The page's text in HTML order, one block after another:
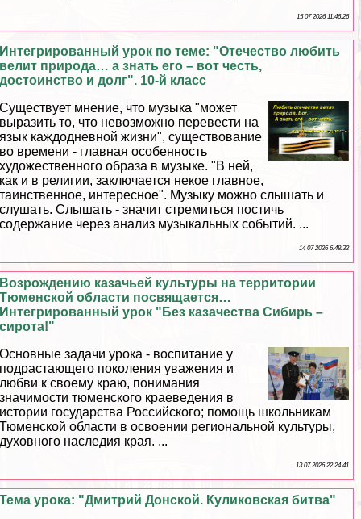
15 07 2026 11:46:26
Интегрированный урок по теме: "Отечество любить
велит природа… а знать его – вот честь,
достоинство и долг". 10-й класс
Существует мнение, что музыка "может
выразить то, что невозможно перевести на
язык каждодневной жизни", существование
во времени - главная особенность
художественного образа в музыке. "В ней,
как и в религии, заключается некое главное,
таинственное, интересное". Музыку можно слышать и
слушать. Слышать - значит стремиться постичь
содержание через анализ музыкальных событий. ...
14 07 2026 6:48:32
Возрождению казачьей культуры на территории
Тюменской области посвящается…
Интегрированный урок "Без казачества Сибирь –
сирота!"
Основные задачи урока - воспитание у
подрастающего поколения уважения и
любви к своему краю, понимания
значимости тюменского краеведения в
истории государства Российского; помощь школьникам
Тюменской области в освоении региональной культуры,
духовного наследия края. ...
13 07 2026 22:24:41
Тема урока: "Дмитрий Донской. Куликовская битва"